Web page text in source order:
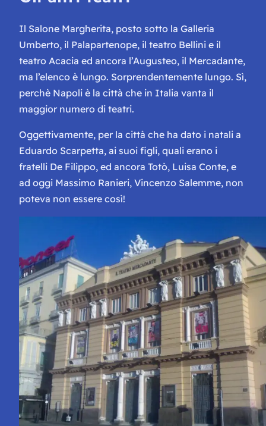
Il Salone Margherita, posto sotto la Galleria
Umberto, il Palapartenope, il teatro Bellini e il
teatro Acacia ed ancora l’Augusteo, il Mercadante,
ma l’elenco è lungo. Sorprendentemente lungo. Sì,
perchè Napoli è la città che in Italia vanta il
maggior numero di teatri.
Oggettivamente, per la città che ha dato i natali a
Eduardo Scarpetta, ai suoi figli, quali erano i
fratelli De Filippo, ed ancora Totò, Luisa Conte, e
ad oggi Massimo Ranieri, Vincenzo Salemme, non
poteva non essere così!